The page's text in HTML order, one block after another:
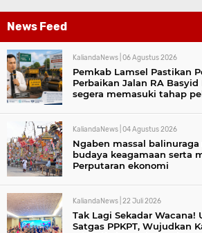
News Feed
KaliandaNews | 06 Agustus 2026
Pemkab Lamsel Pastikan
Perbaikan Jalan RA
segera memasuki tahap
KaliandaNews | 04 Agustus 2026
Ngaben massal
budaya keagamaan serta
Perputaran ekonomi
KaliandaNews | 22 Juli 2026
Tak Lagi Sekadar Wacana!
Satgas PPKPT, Wujudkan